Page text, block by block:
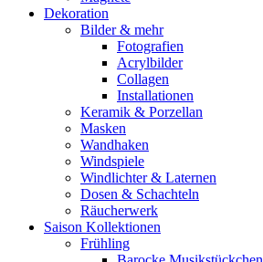
Dekoration
Bilder & mehr
Fotografien
Acrylbilder
Collagen
Installationen
Keramik & Porzellan
Masken
Wandhaken
Windspiele
Windlichter & Laternen
Dosen & Schachteln
Räucherwerk
Saison Kollektionen
Frühling